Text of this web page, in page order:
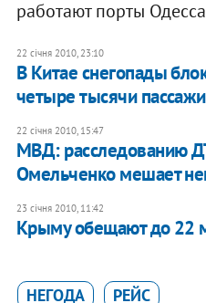
работают порты
22 січня 2010, 23:10
В Китае снегопады
четыре тысячи
22 січня 2010, 15:47
МВД: расследованию
Омельченко мешает
23 січня 2010, 11:42
Крыму обещают до 22
НЕГОДА РЕЙС